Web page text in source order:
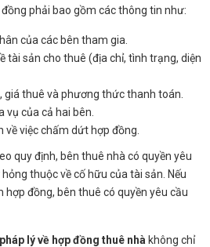
đồng phải bao gồm các thông tin như:
của các bên tham gia.
tài sản cho thuê (địa chỉ, tình trạng, diện
giá thuê và phương thức thanh toán.
vụ của cả hai bên.
về việc chấm dứt hợp đồng.
quy định, bên thuê nhà có quyền yêu
thuộc về cố hữu của tài sản. Nếu
hợp đồng, bên thuê có quyền yêu cầu
lý về hợp đồng thuê nhà không chỉ